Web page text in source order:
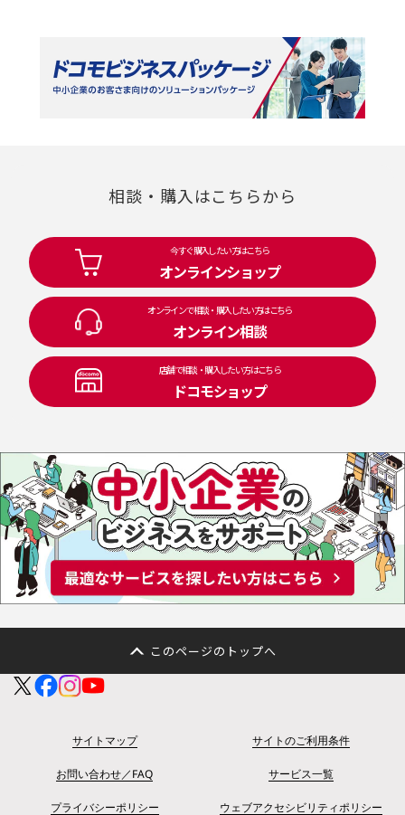
相談・購入はこちらから
今すぐ購入したい方はこちら
オンラインショップ
オンラインで相談・購入したい方はこちら
オンライン相談
店舗で相談・購入したい方はこちら
ドコモショップ
このページのトップへ
サイトマップ サイトのご利用条件
お問い合わせ／FAQ サービス一覧
プライバシーポリシー ウェブアクセシビリティポリシー